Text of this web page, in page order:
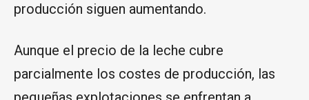
producción siguen aumentando.
Aunque el precio de la leche cubre
parcialmente los costes de producción, las